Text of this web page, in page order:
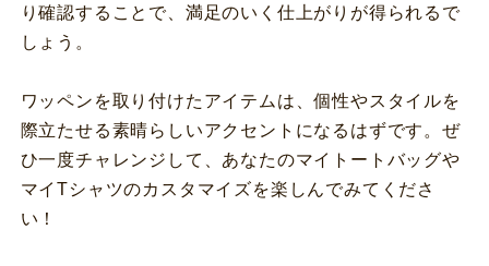
り確認することで、満足のいく仕上がりが得られるで
しょう。
ワッペンを取り付けたアイテムは、個性やスタイルを
際立たせる素晴らしいアクセントになるはずです。ぜ
ひ一度チャレンジして、あなたのマイトートバッグや
マイTシャツのカスタマイズを楽しんでみてくださ
い！